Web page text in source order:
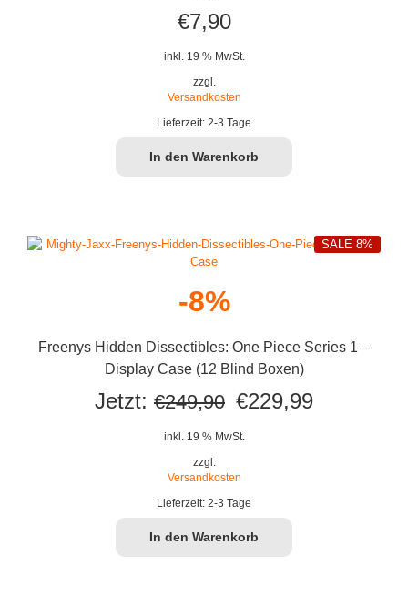
€7,90
inkl. 19 % MwSt.
zzgl.
Versandkosten
Lieferzeit: 2-3 Tage
In den Warenkorb
-8%
Freenys Hidden Dissectibles: One Piece Series 1 –
Display Case (12 Blind Boxen)
SALE 8%
Jetzt: €249,90 Ursprünglicher
Preis
€249,90
€229,99Aktueller
inkl. 19 % MwSt.
zzgl.
Versandkosten
Lieferzeit: 2-3 Tage
In den Warenkorb